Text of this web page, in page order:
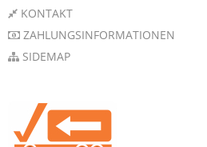
KONTAKT
ZAHLUNGSINFORMATIONEN
SIDEMAP